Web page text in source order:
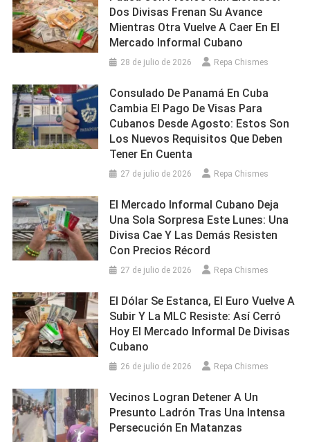
Dos Divisas Frenan Su Avance
Mientras Otra Vuelve A Caer En El
Mercado Informal Cubano
28 de julio de 2026 Repa Chismes
Consulado De Panamá En Cuba
Cambia El Pago De Visas Para
Cubanos Desde Agosto: Estos Son
Los Nuevos Requisitos Que Deben
Tener En Cuenta
27 de julio de 2026 Repa Chismes
El Mercado Informal Cubano Deja
Una Sola Sorpresa Este Lunes: Una
Divisa Cae Y Las Demás Resisten
Con Precios Récord
27 de julio de 2026 Repa Chismes
El Dólar Se Estanca, El Euro Vuelve A
Subir Y La MLC Resiste: Así Cerró
Hoy El Mercado Informal De Divisas
Cubano
26 de julio de 2026 Repa Chismes
Vecinos Logran Detener A Un
Presunto Ladrón Tras Una Intensa
Persecución En Matanzas